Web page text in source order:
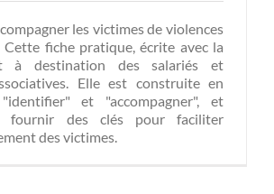
les victimes de violences
fiche pratique, écrite avec la
à destination des salariés et
Elle est construite en
et "accompagner", et
fournir des clés pour faciliter
des victimes.